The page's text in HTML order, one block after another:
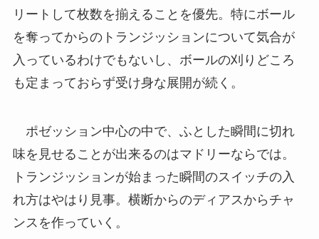
リートして枚数を揃えることを優先。特にボール
を奪ってからのトランジッションについて気合が
入っているわけでもないし、ボールの刈りどころ
も定まっておらず受け身な展開が続く。
ポゼッション中心の中で、ふとした瞬間に切れ
味を見せることが出来るのはマドリーならでは。
トランジッションが始まった瞬間のスイッチの入
れ方はやはり見事。横断からのディアスからチャ
ンスを作っていく。